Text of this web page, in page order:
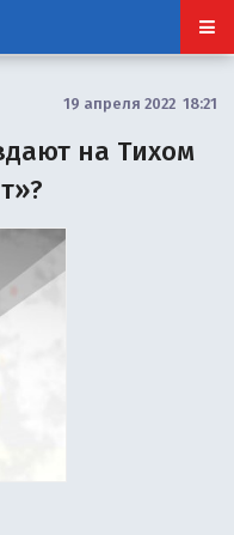
19 апреля 2022 18:21
на Тихом